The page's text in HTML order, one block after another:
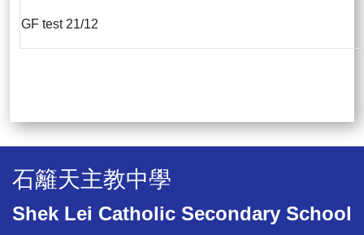
GF test 21/12
石籬天主教中學
Shek Lei Catholic Secondary School